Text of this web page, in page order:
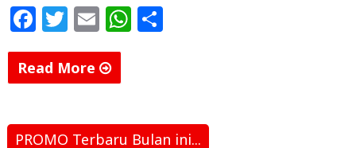
F
a
c
e
b
T
w
itt
e
r
E
m
ai
l
W
A
S
Read More
Papan
PROMO Terbaru Bulan ini...